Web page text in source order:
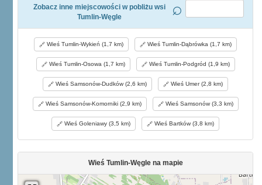
Zobacz inne miejscowości w pobliżu wsi
Tumlin-Węgle
Wieś Tumlin-Wykień (1,7 km) Wieś Tumlin-Dąbrówka (1,7 km)
Wieś Tumlin-Osowa (1,7 km) Wieś Tumlin-Podgród (1,9 km)
Wieś Samsonów-Dudków (2,6 km) Wieś Umer (2,8 km)
Wieś Samsonów-Komorniki (2,9 km) Wieś Samsonów (3,3 km)
Wieś Goleniawy (3,5 km) Wieś Bartków (3,8 km)
Wieś Tumlin-Węgle na mapie